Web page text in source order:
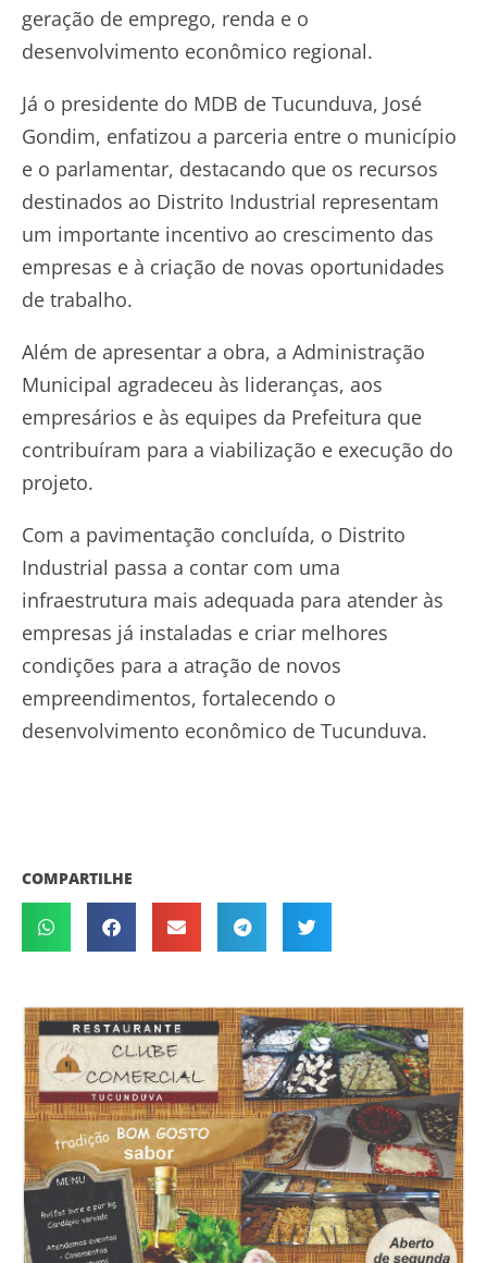
geração de emprego, renda e o
desenvolvimento econômico regional.
Já o presidente do MDB de Tucunduva, José
Gondim, enfatizou a parceria entre o município
e o parlamentar, destacando que os recursos
destinados ao Distrito Industrial representam
um importante incentivo ao crescimento das
empresas e à criação de novas oportunidades
de trabalho.
Além de apresentar a obra, a Administração
Municipal agradeceu às lideranças, aos
empresários e às equipes da Prefeitura que
contribuíram para a viabilização e execução do
projeto.
Com a pavimentação concluída, o Distrito
Industrial passa a contar com uma
infraestrutura mais adequada para atender às
empresas já instaladas e criar melhores
condições para a atração de novos
empreendimentos, fortalecendo o
desenvolvimento econômico de Tucunduva.
COMPARTILHE